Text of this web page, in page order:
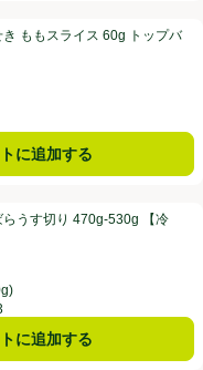
トップバリュ
ももスライス 60g トップバ
に追加する
【冷蔵】トップバリュ
らうす切り 470g-530g 【冷
に追加する